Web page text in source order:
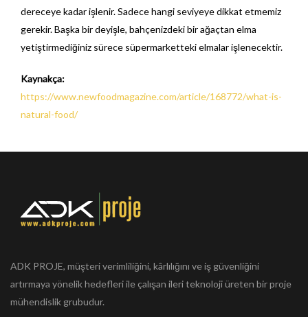
dereceye kadar işlenir. Sadece hangi seviyeye dikkat etmemiz
gerekir. Başka bir deyişle, bahçenizdeki bir ağaçtan elma
yetiştirmediğiniz sürece süpermarketteki elmalar işlenecektir.
Kaynakça:
https://www.newfoodmagazine.com/article/168772/what-is-
natural-food/
ADK PROJE, müşteri verimliliğini, kârlılığını ve iş güvenliğini
artırmaya yönelik hedefleri ile çalışan ileri teknoloji üreten bir proje
mühendislik grubudur.